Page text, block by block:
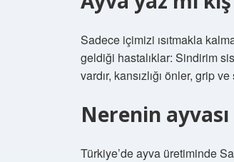
Sadece içimizi ısıtmakla
geldiği hastalıklar: Sindirim
vardır, kansızlığı önler, grip
Nerenin
Türkiye’de ayva üretiminde